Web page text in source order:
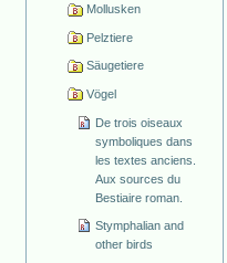
Mollusken
Pelztiere
Säugetiere
Vögel
De trois oiseaux
symboliques dans
les textes anciens.
Aux sources du
Bestiaire roman.
Stymphalian and
other birds